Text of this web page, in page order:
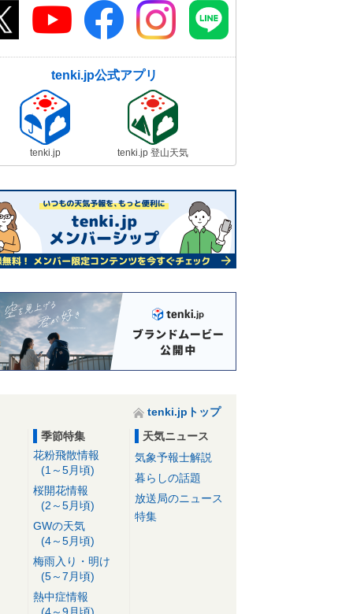
tenki.jp公式アプリ
tenki.jp tenki.jp 登山天気
tenki.jpトップ
季節特集
花粉飛散情報
(1～5月頃)
桜開花情報
(2～5月頃)
GWの天気
(4～5月頃)
梅雨入り・明け
(5～7月頃)
熱中症情報
(4～9月頃)
天気ニュース
気象予報士解説
暮らしの話題
放送局のニュース
特集